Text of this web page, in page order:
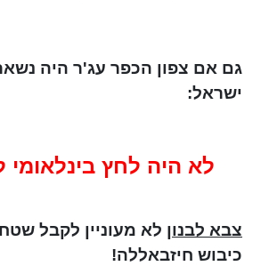
גם אם צפון הכפר עג'ר היה
ישראל:
לא היה לחץ בינלאומי
צבא לבנון לא מעוניין לקבל
כיבוש חיזבאללה!